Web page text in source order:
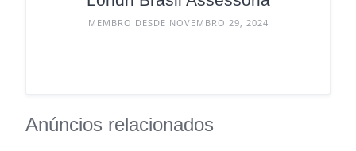
MEMBRO DESDE NOVEMBRO 29, 2024
Anúncios relacionados